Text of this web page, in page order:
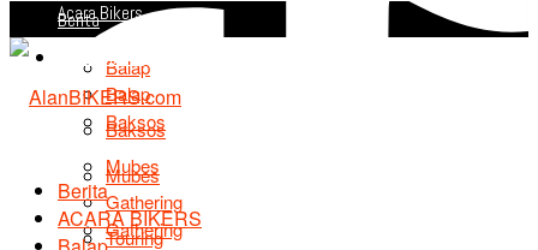
Acara Bikers
Balap
Baksos
Mubes
Gathering
Berita
Acara Bikers
Balap
Baksos
Mubes
Gathering
Touring
Berita
ACARA BIKERS